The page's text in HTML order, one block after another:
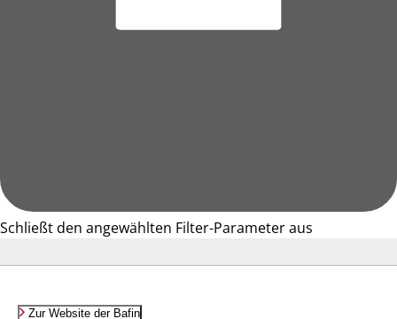
Schließt den angewählten Filter-Parameter aus
Zur Website der Bafin